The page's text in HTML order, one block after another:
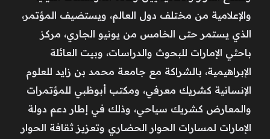
والإعلامية من مختلف دول العالم، ويستضيف المؤتمر،
الذي يستمر حتى الخامس من يونيو الجاري، مركز
باحثي الإمارات للبحوث والدراسات، وبيت العائلة
الإبراهيمية، بالشراكة مع جامعة محمد بن زايد للعلوم
الإنسانية كشريك معرفي، ومكتب أبوظبي للمؤتمرات
والمعارض كشريك سياحي، وذلك في إطار دعم دولة
الإمارات لمسارات الحوار الحضاري وتعزيز ثقافة الحوار